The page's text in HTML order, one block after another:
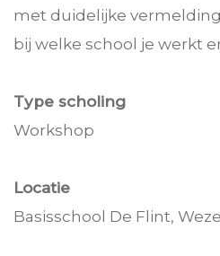
met duidelijke vermelding
bij welke school je werkt
Type scholing
Workshop
Locatie
Basisschool De Flint,